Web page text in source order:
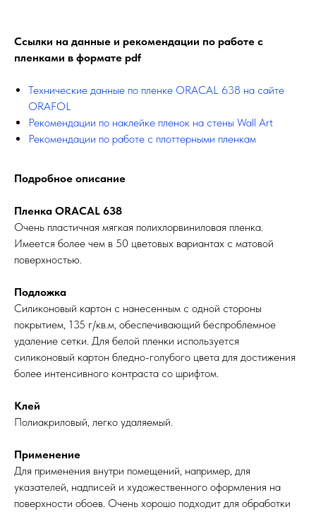
Ссылки на данные и рекомендации по работе с
пленками в формате pdf
Технические данные по пленке ORACAL 638 на сайте
ORAFOL
Рекомендации по наклейке пленок на стены Wall Art
Рекомендации по работе с плоттерными пленкам
Подробное описание
Пленка ORACAL 638
Очень пластичная мягкая полихлорвиниловая пленка.
Имеется более чем в 50 цветовых вариантах с матовой
поверхностью.
Подложка
Силиконовый картон с нанесенным с одной стороны
покрытием, 135 г/кв.м, обеспечивающий беспроблемное
удаление сетки. Для белой пленки используется
силиконовый картон бледно-голубого цвета для достижения
более интенсивного контраста со шрифтом.
Клей
Полиакриловый, легко удаляемый.
Применение
Для применения внутри помещений, например, для
указателей, надписей и художественного оформления на
поверхности обоев. Очень хорошо подходит для обработки